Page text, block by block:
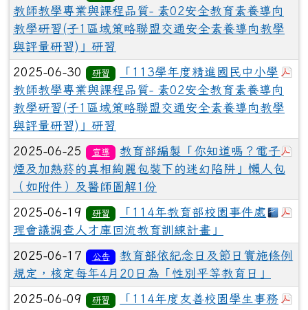
教師教學專業與課程品質- 素02安全教育素養導向
教學研習(子1區域策略聯盟交通安全素養導向教學
與評量研習)」研習
2025-06-30 研習
「113學年度精進國民中小學
教師教學專業與課程品質- 素02安全教育素養導向
教學研習(子1區域策略聯盟交通安全素養導向教學
與評量研習)」研習
2025-06-25 宣導
教育部編製「你知道嗎？電子
煙及加熱菸的真相絢麗包裝下的迷幻陷阱」懶人包
（如附件）及醫師圖解1份
下
2025-06-19 研習
「114年教育部校園事件處
理會議調查人才庫回流教育訓練計畫」
2025-06-17 公告
教育部依紀念日及節日實施條例
規定，核定每年4月20日為「性別平等教育日」
2025-06-09 研習
「114年度友善校園學生事務